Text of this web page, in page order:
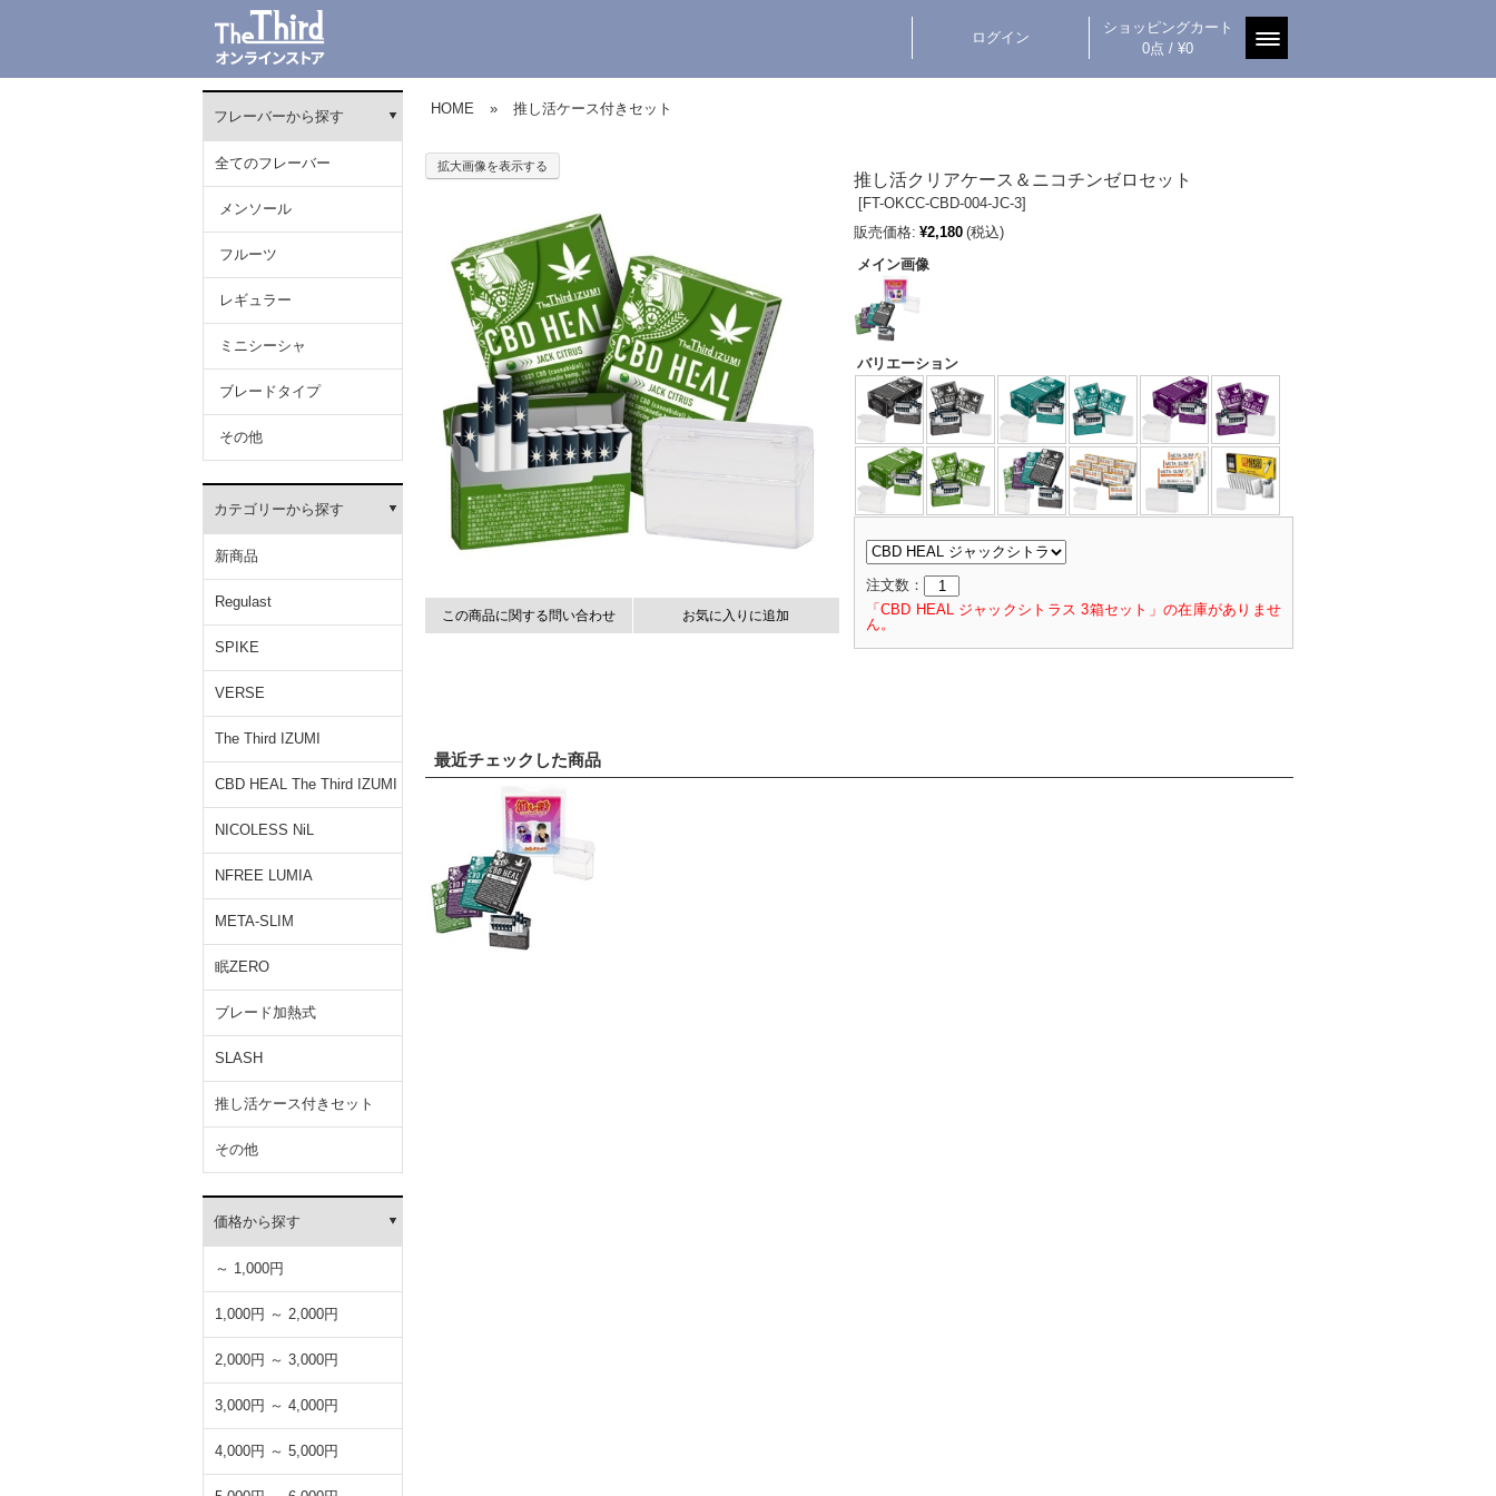
ログイン
ショッピングカート
0点 / ¥0
フレーバーから探す
全てのフレーバー
メンソール
フルーツ
レギュラー
ミニシーシャ
ブレードタイプ
その他
カテゴリーから探す
新商品
Regulast
SPIKE
VERSE
The Third IZUMI
CBD HEAL The Third IZUMI
NICOLESS NiL
NFREE LUMIA
META-SLIM
眠ZERO
ブレード加熱式
SLASH
推し活ケース付きセット
その他
価格から探す
～ 1,000円
1,000円 ～ 2,000円
2,000円 ～ 3,000円
3,000円 ～ 4,000円
4,000円 ～ 5,000円
HOME » 推し活ケース付きセット
拡大画像を表示する
この商品に関する問い合わせ お気に入りに追加
推し活クリアケース＆ニコチンゼロセット
[FT-OKCC-CBD-004-JC-3]
販売価格: ¥2,180 (税込)
メイン画像
バリエーション
注文数：
「CBD HEAL ジャックシトラス 3箱セット」の在庫がありませ
ん。
最近チェックした商品